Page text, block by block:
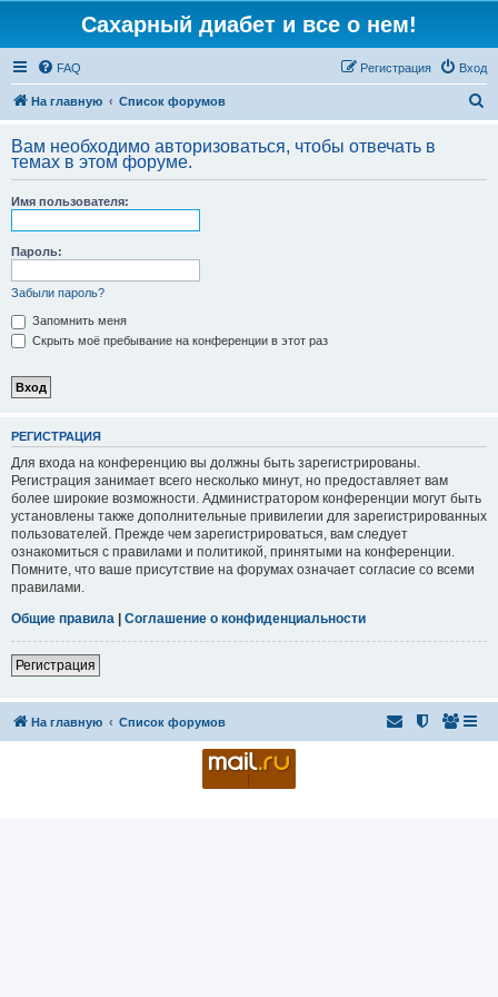
Сахарный диабет и все о нем!
FAQ Вход
Регистрация
На главную Список форумов
с
Вам необходимо авторизоваться, чтобы отвечать в
темах в этом форуме.
Имя пользователя:
Пароль:
Забыли пароль?
Запомнить меня
Скрыть моё пребывание на конференции в этот раз
РЕГИСТРАЦИЯ
Для входа на конференцию вы должны быть зарегистрированы.
Регистрация занимает всего несколько минут, но предоставляет вам
более широкие возможности. Администратором конференции могут быть
установлены также дополнительные привилегии для зарегистрированных
пользователей. Прежде чем зарегистрироваться, вам следует
ознакомиться с правилами и политикой, принятыми на конференции.
Помните, что ваше присутствие на форумах означает согласие со всеми
правилами.
Общие правила | Соглашение о конфиденциальности
Регистрация
На главную Список форумов